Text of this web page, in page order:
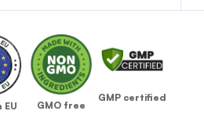
EU GMO free
GMP certified